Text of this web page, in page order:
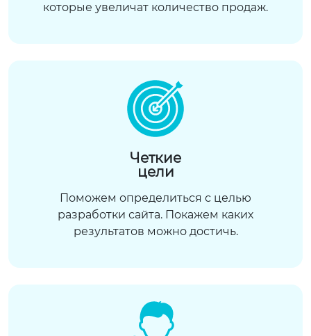
которые увеличат количество продаж.
Четкие
цели
Поможем определиться с целью
разработки сайта. Покажем каких
результатов можно достичь.